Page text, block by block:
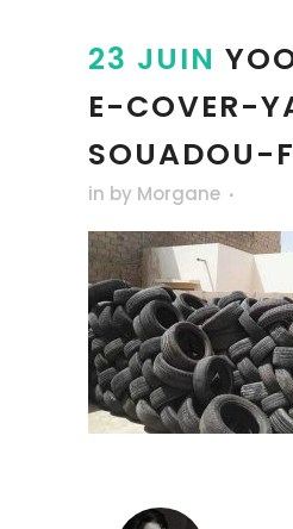
23 JUIN
E-COVER-
SOUADOU-
in by Morgane